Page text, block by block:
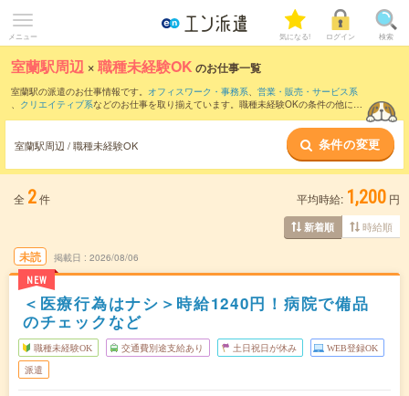
メニュー 気になる! ログイン 検索
室蘭駅周辺 ×職種未経験OK のお仕事一覧
室蘭駅の派遣のお仕事情報です。 オフィスワーク・事務系、 営業・販売・サービス系
、 クリエイティブ系などのお仕事を取り揃えています。職種未経験OKの条件の他に、
室蘭駅周辺 / 職種未経験OK 条件の変更
全 2件 平均時給: 1,200 円
新着順 時給順
未読
NEW
掲載日 2026/08/06
＜医療行為はナシ＞時給1240円！病院で備品
のチェックなど
職種未経験OK 交通費別途支給あり 土日祝日が休み WEB登録OK
派遣